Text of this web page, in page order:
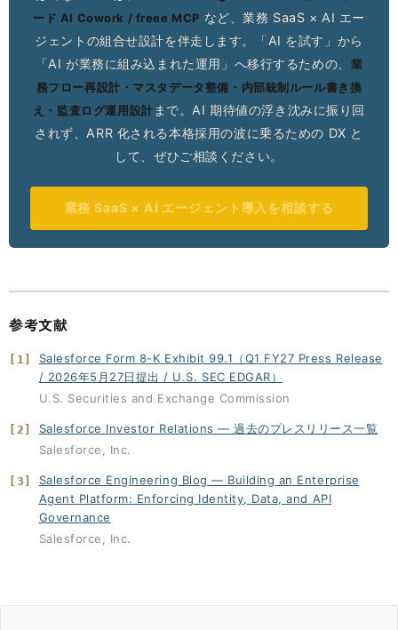
ード AI Cowork / freee MCP など、業務 SaaS × AI エー
ジェントの組合せ設計を伴走します。「AI を試す」から
「AI が業務に組み込まれた運用」へ移行するための、 業
務フロー再設計・マスタデータ整備・内部統制ルール書き換
え・監査ログ運用設計まで。AI 期待値の浮き沈みに振り回
されず、ARR 化される本格採用の波に乗るための DX と
して、ぜひご相談ください。
業務 SaaS × AI エージェント導入を相談する
参考文献
[1]
Salesforce Form 8-K Exhibit 99.1（Q1 FY27 Press Release
/ 2026年5月27日提出 / U.S. SEC EDGAR）
U.S. Securities and Exchange Commission
[2]
Salesforce Investor Relations — 過去のプレスリリース一覧
Salesforce, Inc.
[3]
Salesforce Engineering Blog — Building an Enterprise
Agent Platform: Enforcing Identity, Data, and API
Governance
Salesforce, Inc.